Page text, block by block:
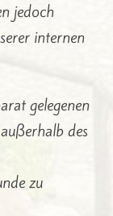
jedoch
internen
gelegenen
des
zu